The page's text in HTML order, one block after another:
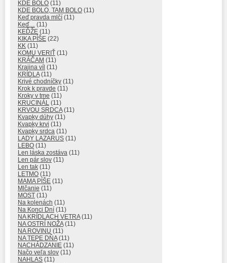
KDE BOLO (11)
KDE BOLO, TAM BOLO (11)
Keď pravda mlčí (11)
Keď… (11)
KEĎŽE (11)
KIKA PÍŠE (22)
KK (11)
KOMU VERIŤ (11)
KRÁČAM (11)
Krajina víl (11)
KRÍDLA(11)
Krivé chodníčky (11)
Krok k pravde (11)
Kroky v tme (11)
KRUCINÁL (11)
KRVOU SRDCA(11)
Kvapky dúhy (11)
Kvapky krvi (11)
Kvapky srdca (11)
LADY LAZARUS (11)
LEBO (11)
Len láska zostáva (11)
Len pár slov (11)
Len tak (11)
LETMO (11)
MAMA PÍŠE (11)
Mlčanie (11)
MOST (11)
Na kolenách (11)
Na Konci Dní (11)
NA KRÍDLACH VETRA(11)
NA OSTRÍ NOŽA(11)
NA ROVINU (11)
NA TEPE DŇA(11)
NACHÁDZANIE (11)
Načo veľa slov (11)
NAHLAS (11)